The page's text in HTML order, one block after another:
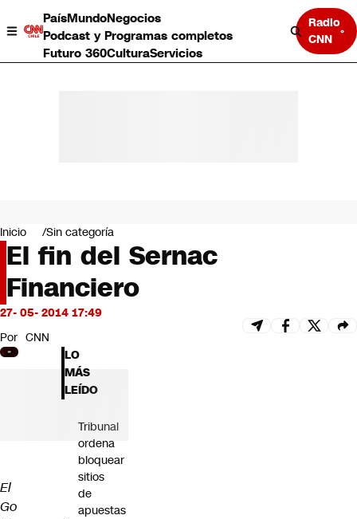
PaísMundoNegocios
Podcast y Programas completos
Futuro 360CulturaServicios
Radio
CNN
Negocios
Deportes
Programas completos
Cultura
Servicios
Bits
CNN Data
CNN tiempo
Futuro 360
Inicio Sin categoría
El fin del Sernac
Financiero
27- 05- 2014 17:49
Por CNN
El
Go
LO
MÁS
LEÍDO
Tribunal
ordena
bloquear
sitios
de
apuestas